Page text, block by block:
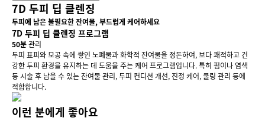
7D 두피 딥 클렌징
두피에 남은 불필요한 잔여물, 부드럽게 케어하세요
7D 두피 딥 클렌징 프로그램
50분관리
두피 표피와 모공 속에 쌓인 노폐물과 화학적 잔여물을 정돈하여, 보다 쾌적하고 건
강한 두피 환경을 유지하는 데 도움을 주는 케어 프로그램입니다. 특히 펌이나 염색
등 시술 후 남을 수 있는 잔여물 관리, 두피 컨디션 개선, 진정 케어, 쿨링 관리 등에
적합합니다.
이런 분에게 좋아요